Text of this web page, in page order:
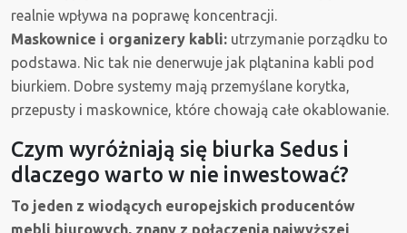
realnie wpływa na poprawę koncentracji.
Maskownice i organizery kabli: utrzymanie porządku to
podstawa. Nic tak nie denerwuje jak plątanina kabli pod
biurkiem. Dobre systemy mają przemyślane korytka,
przepusty i maskownice, które chowają całe okablowanie.
Czym wyróżniają się biurka Sedus i
dlaczego warto w nie inwestować?
To jeden z wiodących europejskich producentów
mebli biurowych, znany z połączenia najwyższej